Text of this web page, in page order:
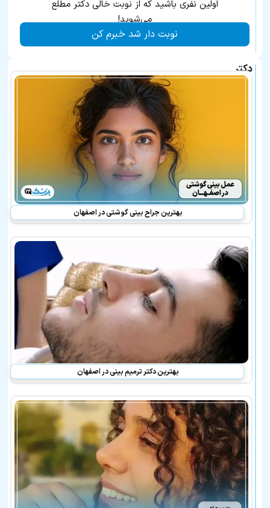
اولین نفری باشید که از نوبت خالی دکتر مطلع
می‌شوید!
نوبت دار شد خبرم کن
دکتر
شهرام
هستند:
بهترین جراح بینی گوشتی در اصفهان
بهترین دکتر ترمیم بینی در اصفهان